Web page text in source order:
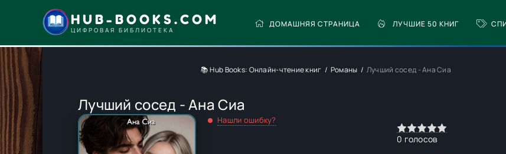
HUB-BOOKS.COM
ЦИФРОВАЯ БИБЛИОТЕКА
ДОМАШНЯЯ СТРАНИЦА ЛУЧШИЕ 50 КНИГ
📚 Hub Books: Онлайн-чтение книг Романы Лучший сосед - Ана Сиа
Лучший сосед - Ана Сиа
Нашли ошибку?
0 голосов